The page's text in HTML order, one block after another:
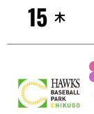
15 木